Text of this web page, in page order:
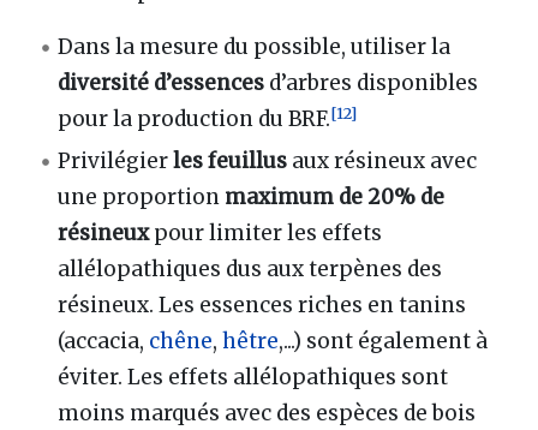
Dans la mesure du possible, utiliser la
diversité d’essences d’arbres disponibles
pour la production du BRF.[12]
Privilégierles feuillus aux résineux avec
une proportion maximum de 20% de
résineuxpour limiter les effets
allélopathiques dus aux terpènes des
résineux. Les essences riches en tanins
(accacia, chêne,hêtre,...) sont également à
éviter. Les effets allélopathiques sont
moins marqués avec des espèces de bois